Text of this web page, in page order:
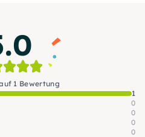
1 Bewertung
1
0
0
0
0